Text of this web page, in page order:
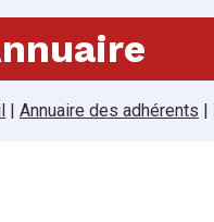
| Annuaire des adhérents |